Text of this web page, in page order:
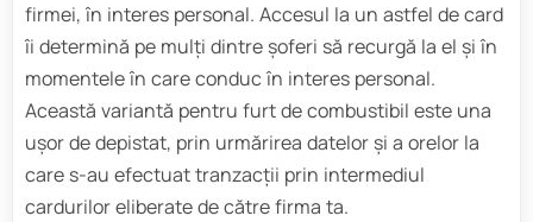
firmei, în interes personal. Accesul la un astfel de card
îi determină pe mulți dintre șoferi să recurgă la el și în
momentele în care conduc în interes personal.
Această variantă pentru furt de combustibil este una
ușor de depistat, prin urmărirea datelor și a orelor la
care s-au efectuat tranzacții prin intermediul
cardurilor eliberate de către firma ta.